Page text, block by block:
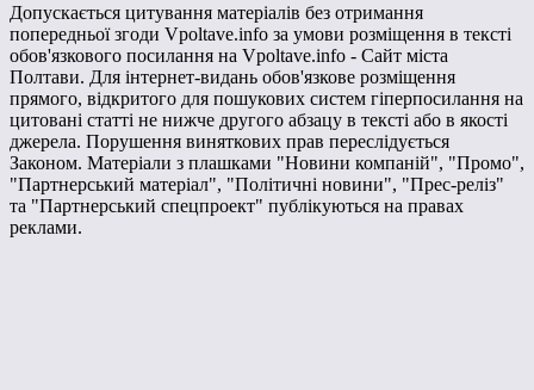
Допускається цитування матеріалів без отримання
попередньої згоди Vpoltave.info за умови розміщення в тексті
обов'язкового посилання на Vpoltave.info - Сайт міста
Полтави. Для інтернет-видань обов'язкове розміщення
прямого, відкритого для пошукових систем гіперпосилання на
цитовані статті не нижче другого абзацу в тексті або в якості
джерела. Порушення виняткових прав переслідується
Законом. Матеріали з плашками "Новини компаній", "Промо",
"Партнерський матеріал", "Політичні новини", "Прес-реліз"
та "Партнерський спецпроект" публікуються на правах
реклами.